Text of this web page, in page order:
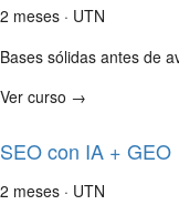
2 meses · UTN
Bases sólidas antes de
Ver curso →
SEO con IA + GEO
2 meses · UTN